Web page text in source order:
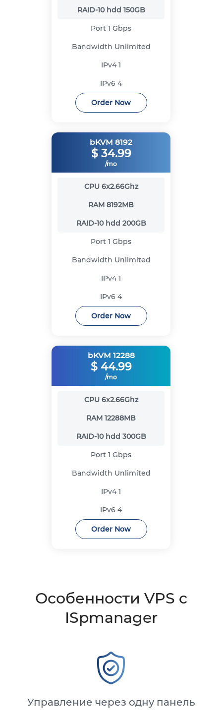
RAID-10 hdd 150GB
Port 1 Gbps
Bandwidth Unlimited
IPv41
IPv6 4
Order Now
bKVM 8192
$ 34.99
/mo
CPU 6x2.66Ghz
RAM 8192MB
RAID-10 hdd 200GB
Port 1 Gbps
Bandwidth Unlimited
IPv41
IPv6 4
Order Now
bKVM 12288
$ 44.99
/mo
CPU 6x2.66Ghz
RAM 12288MB
RAID-10 hdd 300GB
Port 1 Gbps
Bandwidth Unlimited
IPv41
IPv6 4
Order Now
Особенности VPS c
ISpmanager
Управление через одну панель